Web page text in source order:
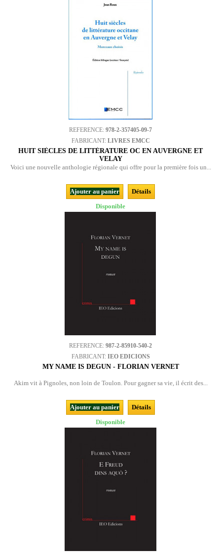
REFERENCE: 978-2-357405-09-7
FABRICANT: LIVRES EMCC
HUIT SIÈCLES DE LITTÉRATURE OC EN AUVERGNE ET
VELAY
Voici une nouvelle anthologie régionale qui offre pour la première fois un...
Ajouter au panier
Détails
Disponible
REFERENCE: 987-2-85910-540-2
FABRICANT: IEO EDICIONS
MY NAME IS DEGUN - FLORIAN VERNET
Akim vit à Pignoles, non loin de Toulon. Pour gagner sa vie, il écrit des...
Ajouter au panier
Détails
Disponible